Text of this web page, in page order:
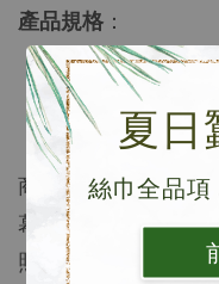
夏日
絲巾全品
產品規格 ：
材質: 100%
長度: 55X55cm
內容物: 防塵
商品顏色以實品為
幕色差不盡相同，
照。